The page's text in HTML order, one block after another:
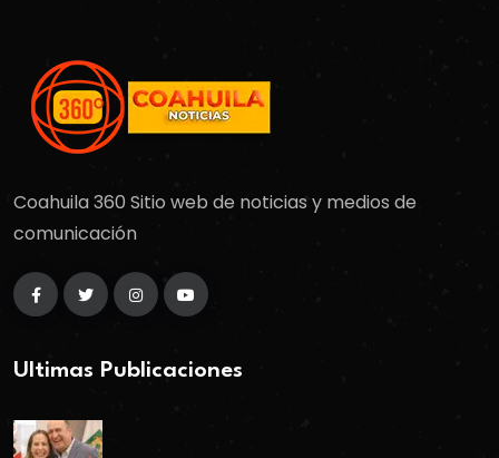
Coahuila 360 Sitio web de noticias y medios de
comunicación
Ultimas Publicaciones